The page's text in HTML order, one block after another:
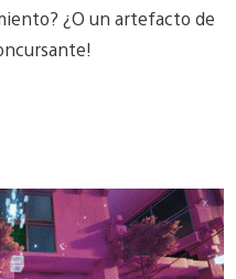
¿O un artefacto de